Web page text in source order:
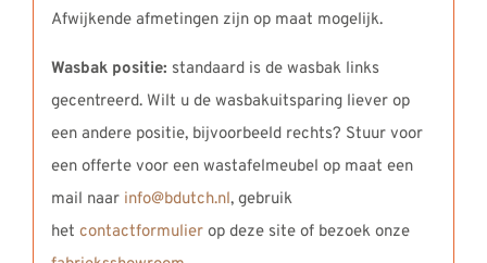
Afwijkende afmetingen zijn op maat mogelijk.
Wasbak positie: standaard is de wasbak links
gecentreerd. Wilt u de wasbakuitsparing liever op
een andere positie, bijvoorbeeld rechts? Stuur voor
een offerte voor een wastafelmeubel op maat een
mail naar info@bdutch.nl, gebruik
het contactformulierop deze site of bezoek onze